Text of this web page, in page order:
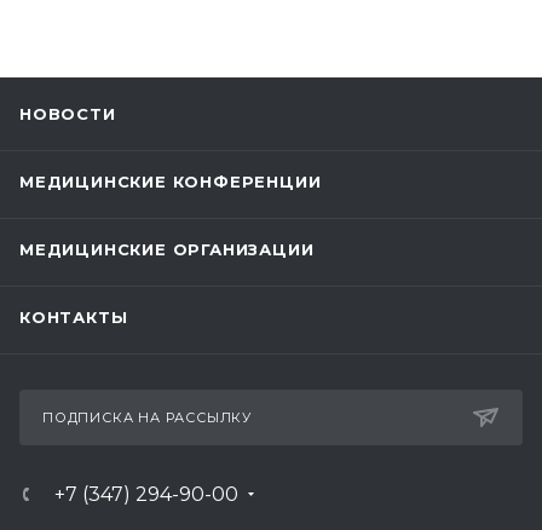
НОВОСТИ
МЕДИЦИНСКИЕ КОНФЕРЕНЦИИ
МЕДИЦИНСКИЕ ОРГАНИЗАЦИИ
КОНТАКТЫ
ПОДПИСКА НА РАССЫЛКУ
+7 (347) 294-90-00